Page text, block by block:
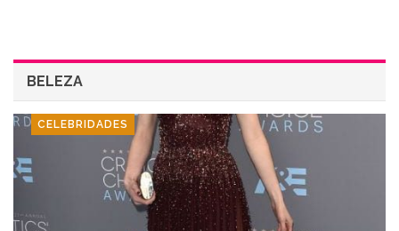
BELEZA
CELEBRIDADES